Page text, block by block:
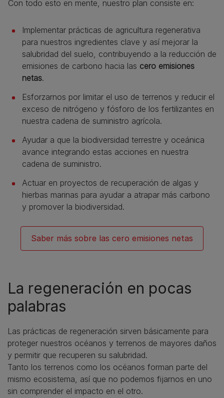
Con todo esto en mente, nuestro plan consiste en:
Implementar prácticas de agricultura regenerativa
para nuestros ingredientes clave y así mejorar la
salubridad del suelo, contribuyendo a la reducción de
emisiones de carbono hacia las cero emisiones
netas.
Esforzarnos por limitar el uso de terrenos y reducir el
exceso de nitrógeno y fósforo de los fertilizantes en
nuestra cadena de suministro agrícola.
Ayudar a que la biodiversidad terrestre y oceánica
avance integrando estas acciones en nuestra
cadena de suministro.
Actuar en proyectos de recuperación de algas y
hierbas marinas para ayudar a atrapar más carbono
y promover la biodiversidad.
Saber más sobre las cero emisiones netas
La regeneración en pocas
palabras
Las prácticas de regeneración sirven básicamente para
proteger nuestros océanos y terrenos de mayores daños
y permitir que recuperen su salubridad.
Tanto los terrenos como los océanos forman parte del
mismo ecosistema, así que no podemos fijarnos en uno
sin comprender el impacto en el otro.